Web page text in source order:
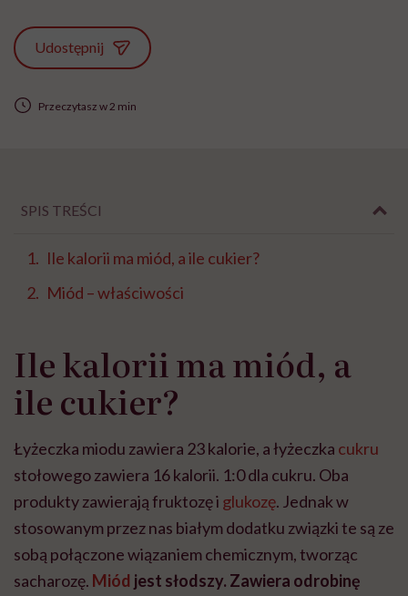
Udostępnij
Przeczytasz w 2 min
SPIS TREŚCI
Ile kalorii ma miód, a ile cukier?
Miód – właściwości
Ile kalorii ma miód, a
ile cukier?
Łyżeczka miodu zawiera 23 kalorie, a łyżeczka cukru
stołowego zawiera 16 kalorii. 1:0 dla cukru. Oba
produkty zawierają fruktozę i glukozę. Jednak w
stosowanym przez nas białym dodatku związki te są ze
sobą połączone wiązaniem chemicznym, tworząc
sacharozę. Miód jest słodszy. Zawiera odrobinę